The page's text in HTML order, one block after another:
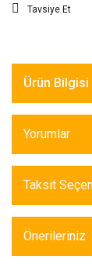
Tavsiye Et
Ürün Bilgisi
Yorumlar
Taksit
Önerileriniz